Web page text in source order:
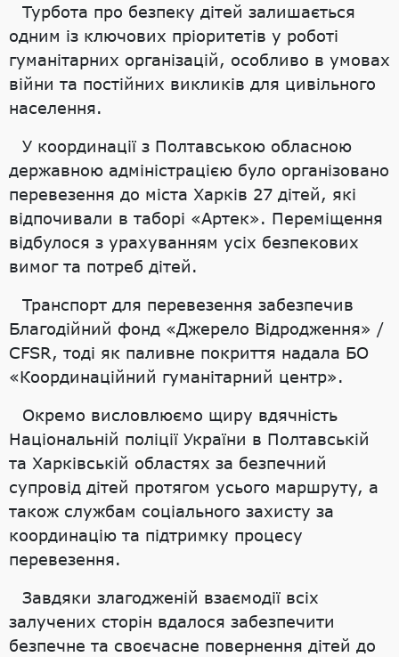
Турбота про безпеку дітей залишається
одним із ключових пріоритетів у роботі
гуманітарних організацій, особливо в умовах
війни та постійних викликів для цивільного
населення.
У координації з Полтавською обласною
державною адміністрацією було організовано
перевезення до міста Харків 27 дітей, які
відпочивали в таборі «Артек». Переміщення
відбулося з урахуванням усіх безпекових
вимог та потреб дітей.
Транспорт для перевезення забезпечив
Благодійний фонд «Джерело Відродження» /
CFSR, тоді як паливне покриття надала БО
«Координаційний гуманітарний центр».
Окремо висловлюємо щиру вдячність
Національній поліції України в Полтавській
та Харківській областях за безпечний
супровід дітей протягом усього маршруту, а
також службам соціального захисту за
координацію та підтримку процесу
перевезення.
Завдяки злагодженій взаємодії всіх
залучених сторін вдалося забезпечити
безпечне та своєчасне повернення дітей до